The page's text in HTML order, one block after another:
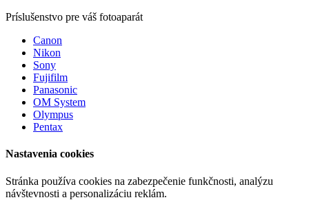
Príslušenstvo pre váš fotoaparát
Canon
Nikon
Sony
Fujifilm
Panasonic
OM System
Olympus
Pentax
Nastavenia cookies
Stránka používa cookies na zabezpečenie funkčnosti, analýzu
návštevnosti a personalizáciu reklám.